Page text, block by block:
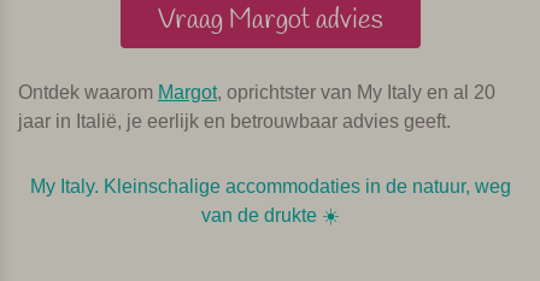
Vraag Margot advies
Ontdek waarom Margot, oprichtster van My Italy en al 20
jaar in Italië, je eerlijk en betrouwbaar advies geeft.
My Italy. Kleinschalige accommodaties in de natuur, weg
van de drukte ☀️️